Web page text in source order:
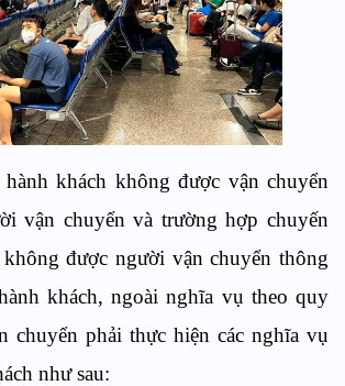
khách không được vận chuyển
vận chuyển và trường hợp chuyến
được người vận chuyển thông
khách, ngoài nghĩa vụ theo quy
chuyển phải thực hiện các nghĩa vụ
như sau: